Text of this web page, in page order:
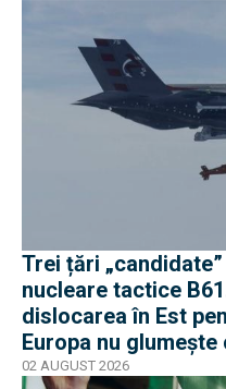
Trei țări
nucleare tactice
dislocarea în Est
Europa nu
02 AUGUST 2026